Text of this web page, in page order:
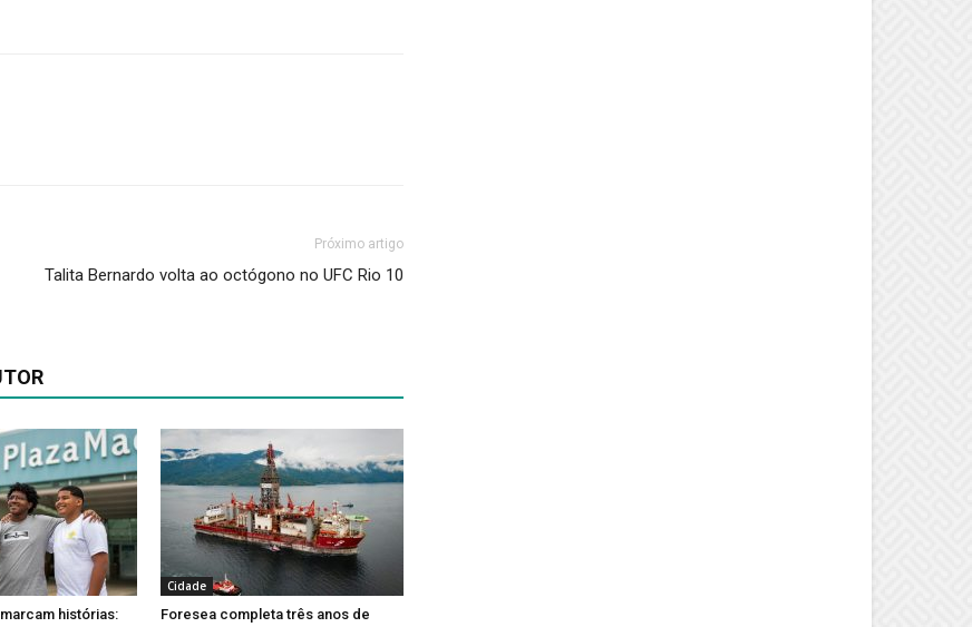
Próximo artigo
Talita Bernardo volta ao octógono no UFC Rio 10
histórias:
Cidade
Foresea completa três anos de